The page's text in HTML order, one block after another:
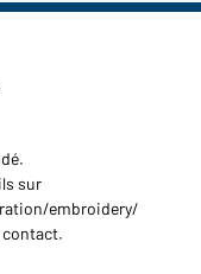
sur
embroidery/
contact.